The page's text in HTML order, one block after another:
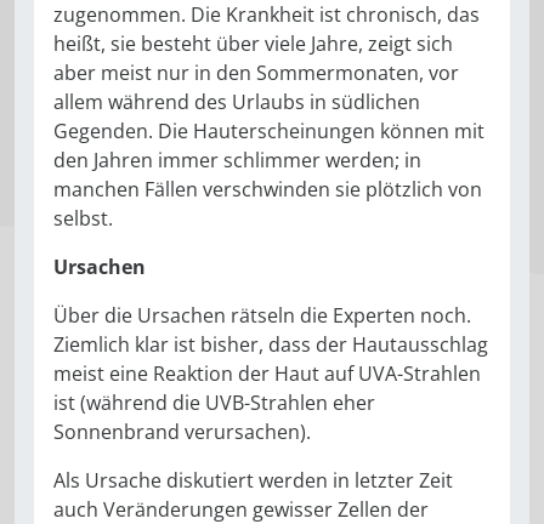
zugenommen. Die Krankheit ist chronisch, das
heißt, sie besteht über viele Jahre, zeigt sich
aber meist nur in den Som­mermonaten, vor
allem während des Urlaubs in südlichen
Gegenden. Die Hauterscheinungen können mit
den Jahren immer schlimmer wer­den; in
manchen Fällen verschwin­den sie plötzlich von
selbst.
Ursachen
Über die Ursachen rätseln die Ex­perten noch.
Ziemlich klar ist bisher, dass der Hautausschlag
meist eine Reaktion der Haut auf UVA-Strahlen
ist (während die UVB-Strahlen eher
Sonnenbrand verursachen).
Als Ursache diskutiert werden in letzter Zeit
auch Veränderungen ge­wisser Zellen der